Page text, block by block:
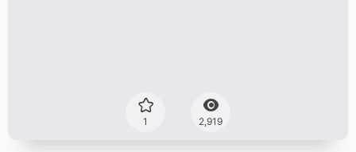
1 2,919